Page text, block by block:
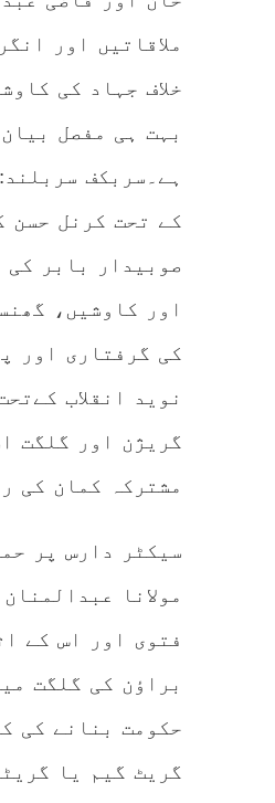
ملاقاتیں اور
خلاف جہاد کی
بہت ہی مفصل
ہے۔سربکف
کے تحت کرنل حسن
صوبیدار بابر کی
اور کاوشیں،
کی گرفتاری اور
نوید انقلاب
گریژن اور گلگت
مشترکہ کمان کی
سیکٹر دارس پر
مولانا
فتوی اور اس کے
براؤن کی گلگت
حکومت بنانے کی
گریٹ گیم یا